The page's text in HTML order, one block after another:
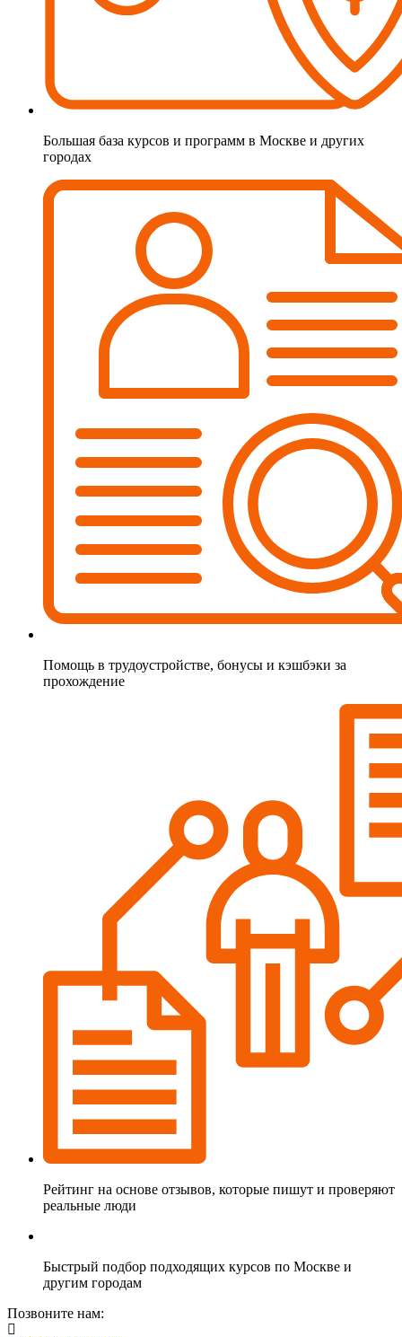
Большая база курсов и программ в Москве и других
городах
Помощь в трудоустройстве, бонусы и кэшбэки за
прохождение
Рейтинг на основе отзывов, которые пишут и проверяют
реальные люди
Быстрый подбор подходящих курсов по Москве и
другим городам
Позвоните нам: